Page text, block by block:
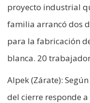
proyecto industrial
familia arrancó dos
para la fabricación
blanca. 20
Alpek (Zárate):
del cierre responde